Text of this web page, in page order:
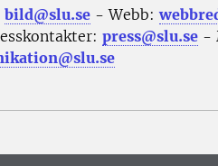
bild@slu.se - Webb:
press@slu.se -